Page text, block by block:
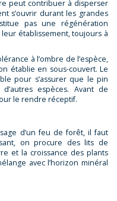
peut contribuer à disperser
s’ouvrir durant les grandes
pas une régénération
établissement, toujours à
à l’ombre de l’espèce,
établie en sous-couvert. Le
pour s’assurer que le pin
espèces. Avant de
le rendre réceptif.
d’un feu de forêt, il faut
on procure des lits de
et la croissance des plants
avec l’horizon minéral